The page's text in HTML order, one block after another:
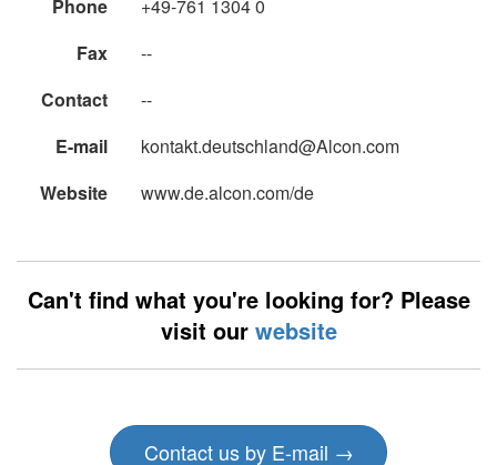
Phone
+49-761 1304 0
Fax
--
Contact
--
E-mail
kontakt.deutschland@Alcon.com
Website
www.de.alcon.com/de
Can't find what you're looking for? Please
visit our website
Contact us by E-mail →